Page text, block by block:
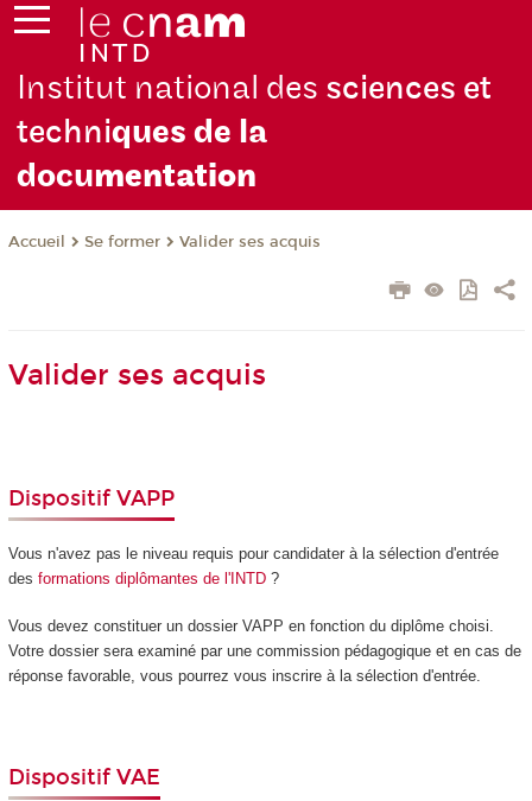
Institut national des sciences et
techniques de la
documentation
Accueil Se former Valider ses acquis
Valider ses acquis
Dispositif VAPP
Vous n'avez pas le niveau requis pour candidater à la sélection d'entrée
des formations diplômantes de l'INTD?
Vous devez constituer un dossier VAPP en fonction du diplôme choisi.
Votre dossier sera examiné par une commission pédagogique et en cas de
réponse favorable, vous pourrez vous inscrire à la sélection d'entrée.
Dispositif VAE